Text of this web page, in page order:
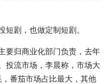
剧，也做定制短剧。
要归商业化部门负责，去年
投流市场，李晨称，市场大
番茄市场占比最大，其他